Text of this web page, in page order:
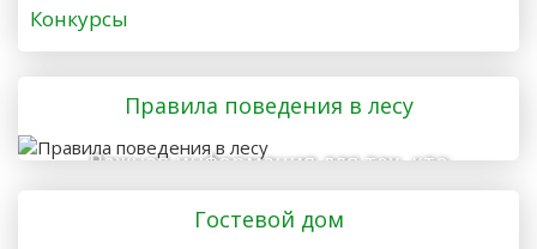
Конкурсы
Правила поведения в лесу
Важная информация для тех, кто
отправляется в лес
Гостевой дом